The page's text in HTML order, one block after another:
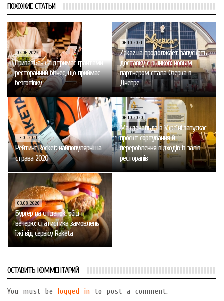
ПОХОЖИЕ СТАТЬИ
02.06.2022
ПриватБанк підтримає грантами
ресторанний бізнес, що приймає
безготівку
06.10.2021
Zakaz.ua продолжает запускать
доставку с рынков: новым
партнером стала Озерка в
Днепре
13.01.2021
Рейтинг Rocket: найпопулярніша
страва 2020
06.10.2020
Макдональдз в Україні запускає
проєкт сортування й
перероблення відходів із залів
ресторанів
03.08.2020
Бургер на сніданок, обід і
вечерю: статистика замовлень
їжі від сервісу Raketa
ОСТАВИТЬ КОММЕНТАРИЙ
You must be logged in to post a comment.